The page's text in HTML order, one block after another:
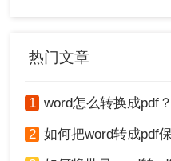
PDF是一项高频且至关重要
热门文章
1 word怎么转换成pdf？四种实用
2 如何把word转成pdf保留